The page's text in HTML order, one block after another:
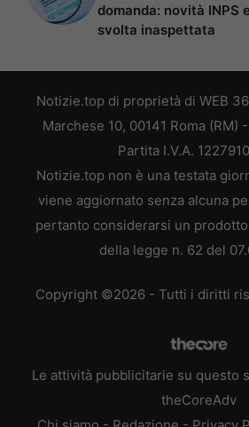
domanda: novità INPS e
svolta inaspettata
Notizie.top di proprietà di WEB
Marchese 10, 00141 Roma (RM)
Partita I.V.A.
Notizie.top non è una testata
viene aggiornato senza alcuna
pertanto considerarsi un
della legge n. 62 del
Copyright ©2026 - Tutti i diritti
Le attività pubblicitarie su questo
theCoreAdv